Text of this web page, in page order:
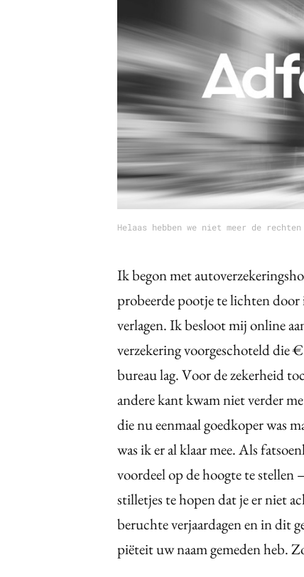
Interne
Martech
Helaas hebben we niet meer de
Ik begon met
probeerde pootje te lichten door
verlagen. Ik besloot mij online
verzekering voorgeschoteld die
bureau lag. Voor de zekerheid
andere kant kwam niet verder
die nu eenmaal goedkoper was
was ik er al klaar mee. Als
voordeel op de hoogte te stellen
stilletjes te hopen dat je er niet
beruchte verjaardagen en in dit
piëteit uw naam gemeden heb.